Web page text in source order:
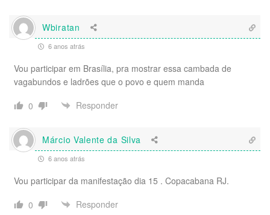
Wbiratan
6 anos atrás
Vou participar em Brasília, pra mostrar essa cambada de
vagabundos e ladrões que o povo e quem manda
0
Responder
Márcio Valente da Silva
6 anos atrás
Vou participar da manifestação dia 15 . Copacabana RJ.
0
Responder